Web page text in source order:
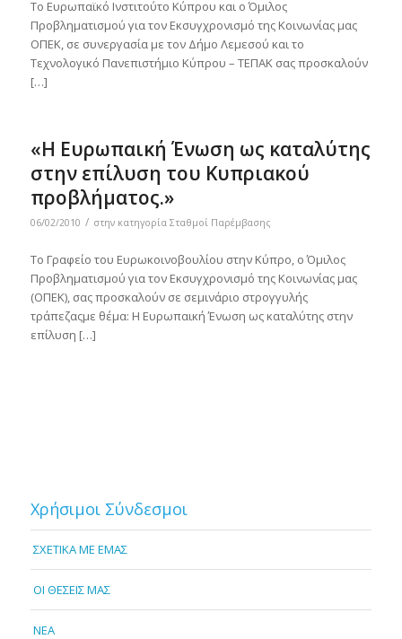
Το Ευρωπαϊκό Ινστιτούτο Κύπρου και ο Όμιλος
Προβληματισμού για τον Εκσυγχρονισμό της Κοινωνίας μας
ΟΠΕΚ, σε συνεργασία με τον Δήμο Λεμεσού και το
Τεχνολογικό Πανεπιστήμιο Κύπρου – ΤΕΠΑΚ σας προσκαλούν
[…]
«Η Ευρωπαική Ένωση ως καταλύτης
στην επίλυση του Κυπριακού
προβλήματος.»
06/02/2010 / στην κατηγορία Σταθμοί Παρέμβασης
Το Γραφείο του Ευρωκοινοβουλίου στην Κύπρο, ο Όμιλος
Προβληματισμού για τον Εκσυγχρονισμό της Κοινωνίας μας
(ΟΠΕΚ), σας προσκαλούν σε σεμινάριο στρογγυλής
τράπεζαςμε θέμα: Η Ευρωπαική Ένωση ως καταλύτης στην
επίλυση […]
Χρήσιμοι Σύνδεσμοι
ΣΧΕΤΙΚΑ ΜΕ ΕΜΑΣ
OI ΘΕΣΕΙΣ ΜΑΣ
NEA